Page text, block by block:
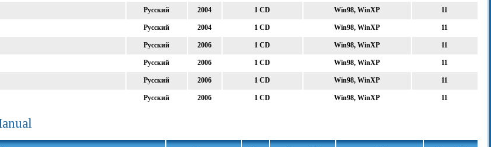
Русский 2004 1 CD Win98, WinXP 11
Русский 2004 1 CD Win98, WinXP 11
Русский 2006 1 CD Win98, WinXP 11
Русский 2006 1 CD Win98, WinXP 11
Русский 2006 1 CD Win98, WinXP 11
Русский 2006 1 CD Win98, WinXP 11